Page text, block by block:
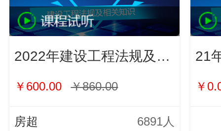
2022年建设工程法规及相关知识
￥600.00 ￥860.00
房超 6891人
21
￥